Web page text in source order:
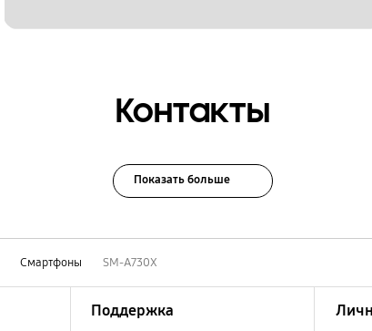
Контакты
Показать больше
Смартфоны SM-A730X
Поддержка